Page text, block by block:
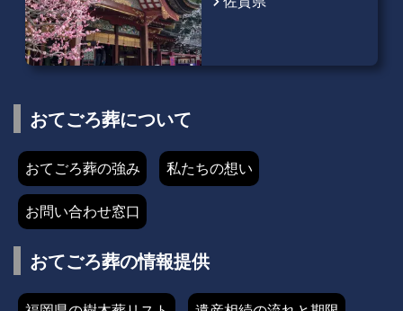
おてごろ葬について
おてごろ葬の強み 私たちの想い
お問い合わせ窓口
おてごろ葬の情報提供